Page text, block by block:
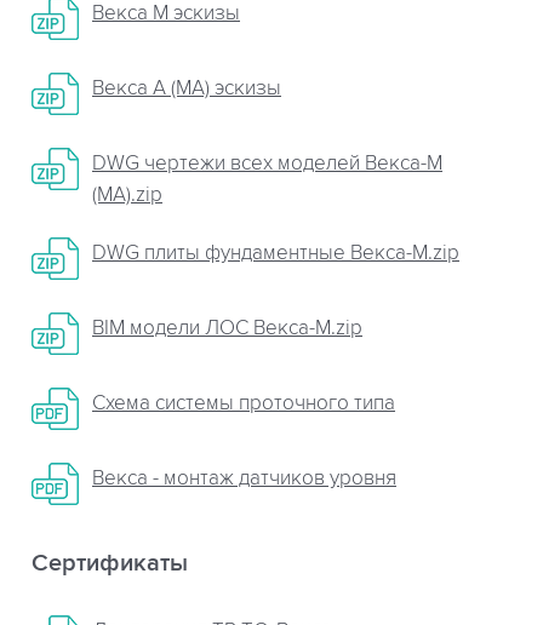
Векса М эскизы
Векса А (МА) эскизы
DWG чертежи всех моделей Векса-М
(МА).zip
DWG плиты фундаментные Векса-М.zip
BIM модели ЛОС Векса-М.zip
Схема системы проточного типа
Векса - монтаж датчиков уровня
Сертификаты